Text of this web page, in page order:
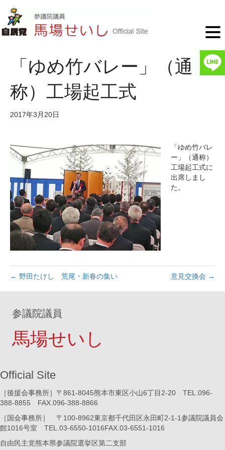
「ゆめ竹バレー」（通
称）工場起工式
2017年3月20日
「ゆめ竹バレ
ー」（通称）
工場起工式に
出席しまし
た。
← 野田たけし 荒尾・新春の集い 意見交換会 →
参議院議員
馬場せいし
Official Site
［後援会事務所］〒861-8045熊本市東区小山6丁目2-20 TEL.096-
388-8855 FAX.096-388-8866
［国会事務所］ 〒100-8962東京都千代田区永田町2-1-1参議院議員会
館1016号室 TEL.03-6550-1016FAX.03-6551-1016
自由民主党熊本県参議院選挙区第二支部